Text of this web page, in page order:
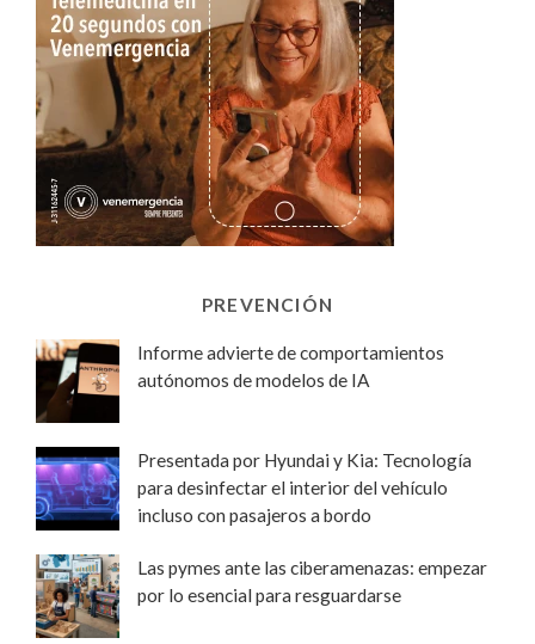
PREVENCIÓN
Informe advierte de comportamientos
autónomos de modelos de IA
Presentada por Hyundai y Kia: Tecnología
para desinfectar el interior del vehículo
incluso con pasajeros a bordo
Las pymes ante las ciberamenazas: empezar
por lo esencial para resguardarse